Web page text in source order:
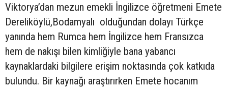
Viktorya’dan mezun emekli İngilizce öğretmeni Emete
Dereliköylü,Bodamyalı olduğundan dolayı Türkçe
yanında hem Rumca hem İngilizce hem Fransızca
hem de nakışı bilen kimliğiyle bana yabancı
kaynaklardaki bilgilere erişim noktasında çok katkıda
bulundu. Bir kaynağı araştırırken Emete hocanım